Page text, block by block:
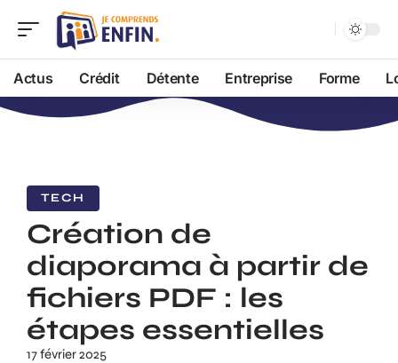
Actus Crédit Détente Entreprise Forme
TECH
Création de
diaporama à partir de
fichiers PDF : les
étapes essentielles
17 février 2025